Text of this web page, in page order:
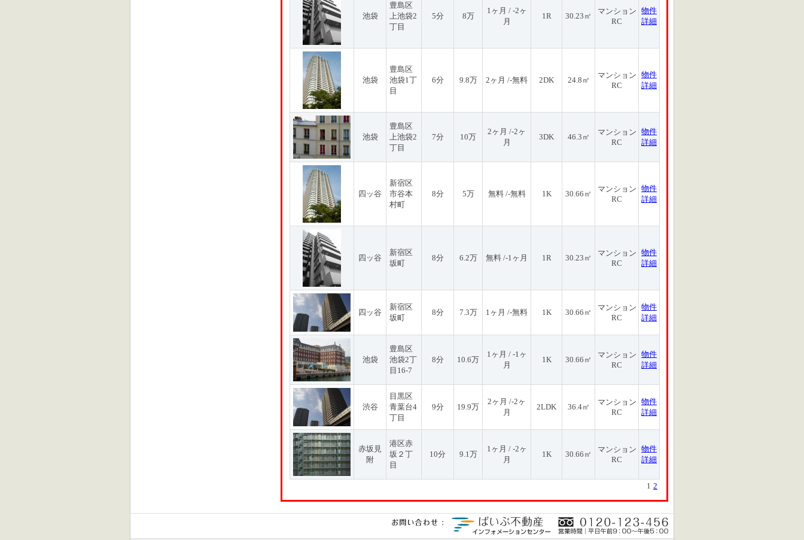
池袋
豊島区
上池袋2
丁目
5分 8万
1ヶ月 / -2ヶ
月
1R 30.23㎡
マンション
RC
物件
詳細
池袋
豊島区
池袋1丁
目
6分 9.8万 2ヶ月 /-無料 2DK 24.8㎡
マンション
RC
物件
詳細
池袋
豊島区
上池袋2
丁目
7分 10万
2ヶ月 /-2ヶ
月
3DK 46.3㎡
マンション
RC
物件
詳細
四ッ谷
新宿区
市谷本
村町
8分 5万 無料 /-無料 1K 30.66㎡
マンション
RC
物件
詳細
四ッ谷
新宿区
坂町
8分 6.2万 無料 /-1ヶ月 1R 30.23㎡
マンション
RC
物件
詳細
四ッ谷
新宿区
坂町
8分 7.3万 1ヶ月 /-無料 1K 30.66㎡
マンション
RC
物件
詳細
池袋
豊島区
池袋2丁
目16-7
8分 10.6万
1ヶ月 / -1ヶ
月
1K 30.66㎡
マンション
RC
物件
詳細
渋谷
目黒区
青葉台4
丁目
9分 19.9万
2ヶ月 /-2ヶ
月
2LDK 36.4㎡
マンション
RC
物件
詳細
赤坂見
附
港区赤
坂２丁
目
10分 9.1万
1ヶ月 / -2ヶ
月
1K 30.66㎡
マンション
RC
物件
詳細
1 2